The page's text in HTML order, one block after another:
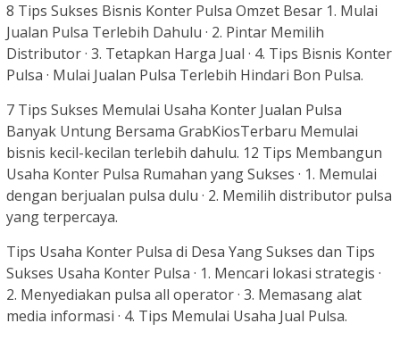
8 Tips Sukses Bisnis Konter Pulsa Omzet Besar 1. Mulai
Jualan Pulsa Terlebih Dahulu · 2. Pintar Memilih
Distributor · 3. Tetapkan Harga Jual · 4. Tips Bisnis Konter
Pulsa · ‎Mulai Jualan Pulsa Terlebih ‎Hindari Bon Pulsa.
7 Tips Sukses Memulai Usaha Konter Jualan Pulsa
Banyak Untung Bersama GrabKiosTerbaru Memulai
bisnis kecil-kecilan terlebih dahulu. 12 Tips Membangun
Usaha Konter Pulsa Rumahan yang Sukses · 1. Memulai
dengan berjualan pulsa dulu · 2. Memilih distributor pulsa
yang terpercaya.
Tips Usaha Konter Pulsa di Desa Yang Sukses dan Tips
Sukses Usaha Konter Pulsa · 1. Mencari lokasi strategis ·
2. Menyediakan pulsa all operator · 3. Memasang alat
media informasi · 4. Tips Memulai Usaha Jual Pulsa.